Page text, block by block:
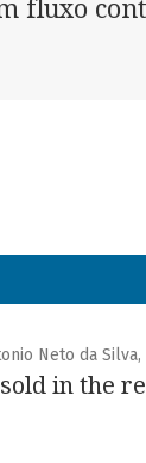
fluxo
Neto da Silva,
in the